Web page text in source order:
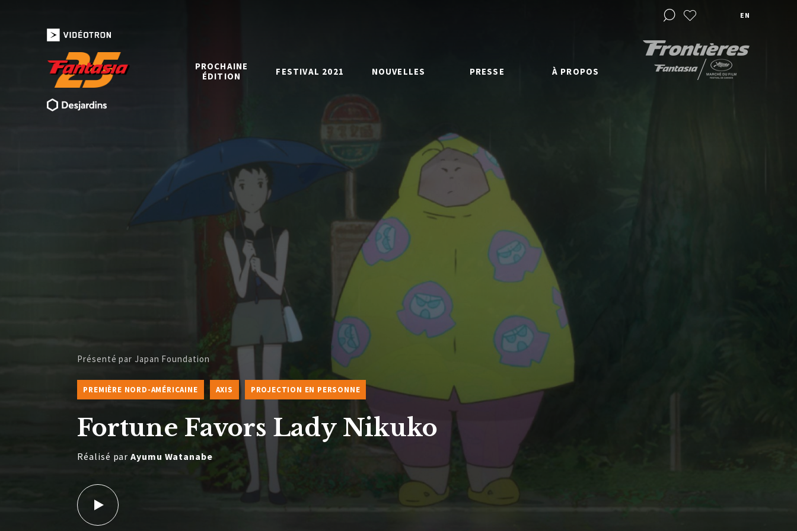
PROCHAINE
ÉDITION
FESTIVAL 2021 NOUVELLES PRESSE À PROPOS
EN
Présenté par Japan Foundation
PREMIÈRE NORD-AMÉRICAINE AXIS PROJECTION EN PERSONNE
Fortune Favors Lady Nikuko
Réalisé parAyumu Watanabe